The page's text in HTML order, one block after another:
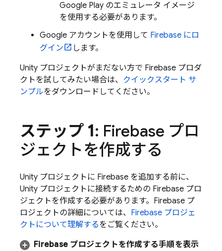
Google Play のエミュレータ イメージ
を使用する必要があります。
Google アカウントを使用して Firebase にロ
グイン
します。
Unity プロジェクトがまだない方で Firebase プロダ
クトを試してみたい場合は、 クイックスタート サ
ンプルをダウンロードしてください。
ステップ 1: Firebase プロ
ジェクトを作成する
Unity プロジェクトに Firebase を追加する前に、
Unity プロジェクトに接続するための Firebase プロ
ジェクトを作成する必要があります。Firebase プ
ロジェクトの詳細については、 Firebase プロジェ
クトについて理解するをご覧ください。
Firebase プロジェクトを作成する手順を表示